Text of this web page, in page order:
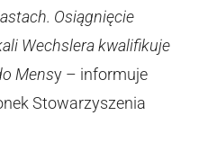
Osiągnięcie
Wechslera kwalifikuje
Mensy – informuje
Stowarzyszenia